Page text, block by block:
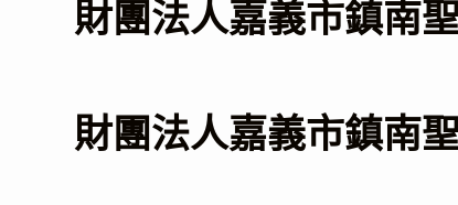
財團法人嘉義市鎮南
財團法人嘉義市鎮南